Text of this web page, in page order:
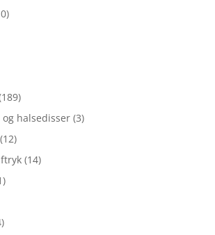
halsedisser (3)
(12)
(14)